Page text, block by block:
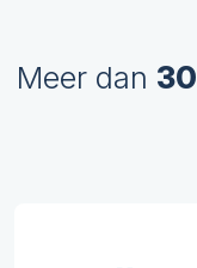
Meer dan